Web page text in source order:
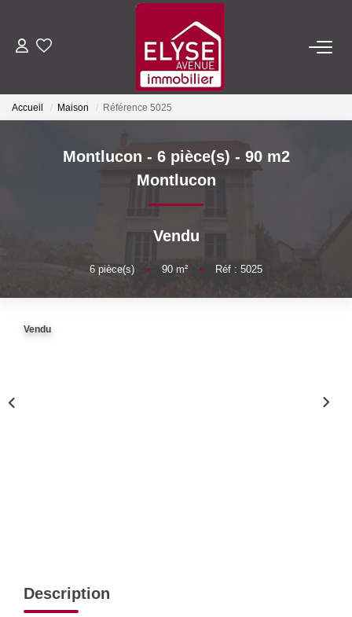
ACHETER
ESTIMER
NOTRE AGENCE
Accueil Maison Référence 5025
Montlucon - 6 pièce(s) - 90 m2
Montlucon
Vendu
6 pièce(s) • 90 m² • Réf : 5025
Vendu
Description